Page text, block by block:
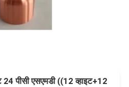
24 पीसी एसएमडी ((12 व्हाइट+12